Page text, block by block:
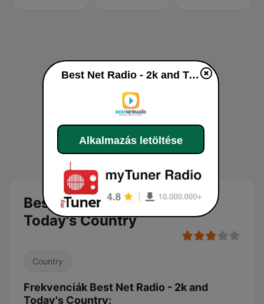
Best Net Radio - 2k and
Today's Country
Country
Frekvenciák Best Net Radio - 2k and
Today's Country:
Best Net Radio - 2k and Today's Country
Alkalmazás letöltése